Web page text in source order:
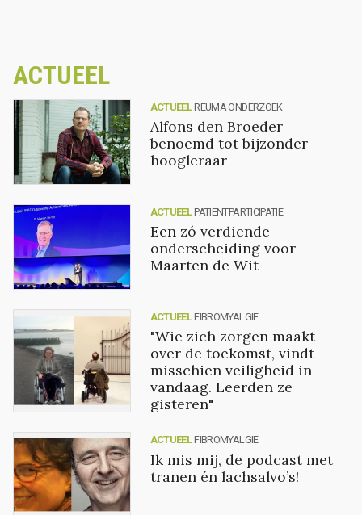
ACTUEEL
ACTUEEL REUMA ONDERZOEK
Alfons den Broeder
benoemd tot bijzonder
hoogleraar
ACTUEEL PATIËNTPARTICIPATIE
Een zó verdiende
onderscheiding voor
Maarten de Wit
ACTUEEL FIBROMYALGIE
"Wie zich zorgen maakt
over de toekomst, vindt
misschien veiligheid in
vandaag. Leerden ze
gisteren"
ACTUEEL FIBROMYALGIE
Ik mis mij, de podcast met
tranen én lachsalvo’s!